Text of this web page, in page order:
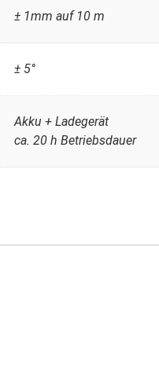
± 1mm auf 10 m
± 5°
Akku + Ladegerät
ca. 20 h Betriebsdauer